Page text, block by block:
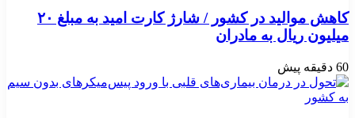
کاهش موالید در کشور / شارژ کارت امید به مبلغ ۲۰
میلیون ریال به مادران
60 دقیقه پیش